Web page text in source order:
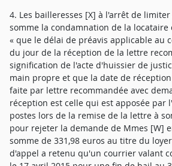
4. Les bailleresses [X] à l'arrêt de
somme la condamnation de la locataire
« que le délai de préavis applicable au
du jour de la réception de la lettre
signification de l'acte d'huissier de
main propre et que la date de
faite par lettre recommandée avec
réception est celle qui est apposée par
postes lors de la remise de la lettre à
pour rejeter la demande de Mmes [W]
somme de 331,98 euros au titre du
d'appel a retenu qu'un courrier valant